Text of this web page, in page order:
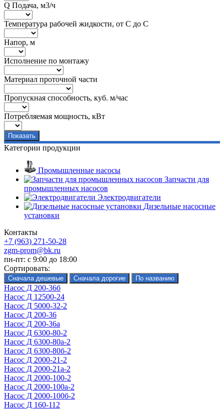
Q Подача, м3/ч
Температура рабочей жидкости, от С до С
Напор, м
Исполнение по монтажу
Материал проточной части
Пропускная способность, куб. м/час
Потребляемая мощность, кВт
Категории продукции
Промышленные насосы
Запчасти для
промышленных насосов
Электродвигатели
Дизельные насосные
установки
Контакты
+7 (963) 271-50-28
zgm-prom@bk.ru
пн-пт: с 9:00 до 18:00
Сортировать:
Насос Д 200-36б
Насос Д 12500-24
Насос Д 5000-32-2
Насос Д 200-36
Насос Д 200-36а
Насос Д 6300-80-2
Насос Д 6300-80а-2
Насос Д 6300-80б-2
Насос Д 2000-21-2
Насос Д 2000-21а-2
Насос Д 2000-100-2
Насос Д 2000-100а-2
Насос Д 2000-100б-2
Насос Д 160-112